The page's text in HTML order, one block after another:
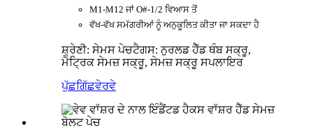
M1-M12 ਜਾਂ O#-1/2 ਵਿਆਸ ਤੋਂ
ਵੱਖ-ਵੱਖ ਸਮੱਗਰੀਆਂ ਨੂੰ ਅਨੁਕੂਲਿਤ ਕੀਤਾ ਜਾ ਸਕਦਾ ਹੈ
ਸ਼੍ਰੇਣੀ: ਸੇਮਸ ਪੇਚਟੈਗਸ: ਨੁਰਲਡ ਹੈੱਡ ਥੰਬ ਸਕ੍ਰੂ,
ਮੈਟ੍ਰਿਕ ਸੇਮਜ਼ ਸਕ੍ਰੂ, ਸੇਮਜ਼ ਸਕ੍ਰੂ ਸਪਲਾਇਰ
ਪੁੱਛਗਿੱਛਵੇਰਵੇ